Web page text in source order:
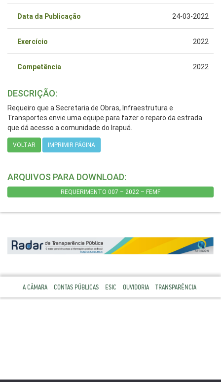
Data da Publicação 24-03-2022
Exercício 2022
Competência 2022
DESCRIÇÃO:
Requeiro que a Secretaria de Obras, Infraestrutura e
Transportes envie uma equipe para fazer o reparo da estrada
que dá acesso a comunidade do Irapuá.
VOLTAR IMPRIMIR PÁGINA
ARQUIVOS PARA DOWNLOAD:
REQUERIMENTO 007 – 2022 – FEMF
A CÂMARA CONTAS PÚBLICAS ESIC OUVIDORIA TRANSPARÊNCIA